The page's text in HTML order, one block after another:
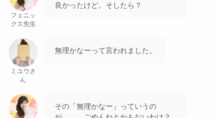
フェニッ
クス先生
良かったけど。そしたら？
ミユウさ
ん
無理かなーって言われました。
その「無理かなー」っていうの